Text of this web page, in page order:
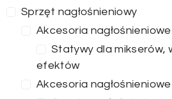
Sprzęt nagłośnieniowy
Akcesoria nagłośnieniowe
Statywy dla mikserów,
efektów
Akcesoria nagłośnieniowe